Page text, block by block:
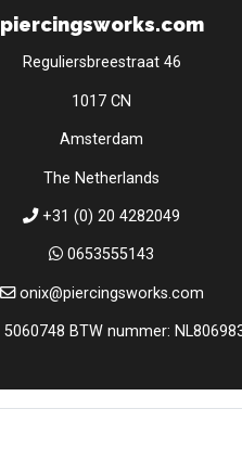
piercingsworks.com
Reguliersbreestraat 46
1017 CN
Amsterdam
The Netherlands
+31 (0) 20 4282049
0653555143
onix@piercingsworks.com
5060748 BTW nummer: